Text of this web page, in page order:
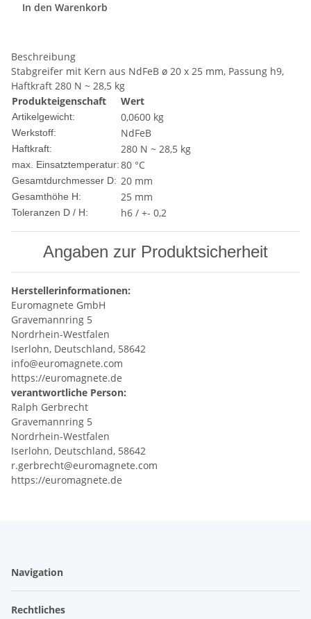
In den Warenkorb
Beschreibung
Stabgreifer mit Kern aus NdFeB ø 20 x 25 mm, Passung h9,
Haftkraft 280 N ~ 28,5 kg
Produkteigenschaft
Wert
Artikelgewicht: 0,0600 kg
Werkstoff: NdFeB
Haftkraft: 280 N ~ 28,5 kg
max. Einsatztemperatur:80 °C
Gesamtdurchmesser D: 20 mm
Gesamthöhe H: 25 mm
Toleranzen D / H: h6 / +- 0,2
Angaben zur Produktsicherheit
Herstellerinformationen:
Euromagnete GmbH
Gravemannring 5
Nordrhein-Westfalen
Iserlohn, Deutschland, 58642
info@euromagnete.com
https://euromagnete.de
verantwortliche Person:
Ralph Gerbrecht
Gravemannring 5
Nordrhein-Westfalen
Iserlohn, Deutschland, 58642
r.gerbrecht@euromagnete.com
https://euromagnete.de
Navigation
Rechtliches